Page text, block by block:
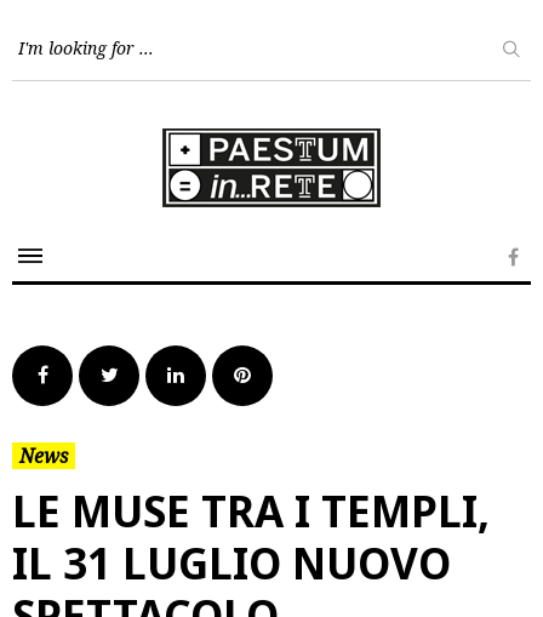
FacebookTwitter LinkedInPinterest
News
LE MUSE TRA I TEMPLI,
IL 31 LUGLIO NUOVO